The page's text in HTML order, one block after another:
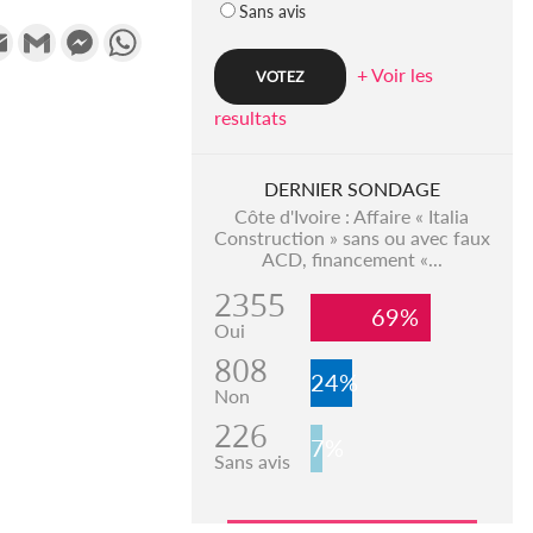
Email Gmail Messenger
Sans avis
+ Voir les
resultats
DERNIER SONDAGE
Côte d'Ivoire : Affaire « Italia
Construction » sans ou avec faux
ACD, financement «...
2355
Oui 69%
808
Non 24%
226
Sans avis 7%